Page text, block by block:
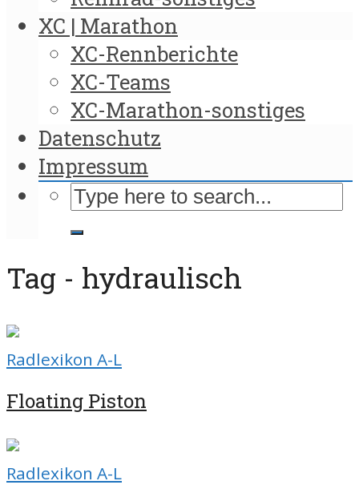
XC | Marathon
XC-Rennberichte
XC-Teams
XC-Marathon-sonstiges
Datenschutz
Impressum
Tag - hydraulisch
Radlexikon A-L
Floating Piston
Radlexikon A-L